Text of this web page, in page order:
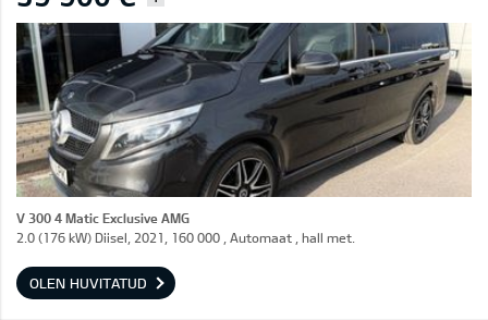
V 300 4 Matic Exclusive AMG
2.0 (176 kW) Diisel, 2021, 160 000 , Automaat , hall met.
OLEN HUVITATUD